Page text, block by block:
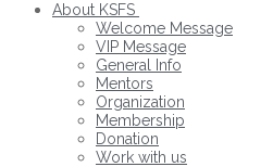
About KSFS
Welcome Message
VIP Message
General Info
Mentors
Organization
Membership
Donation
Work with us